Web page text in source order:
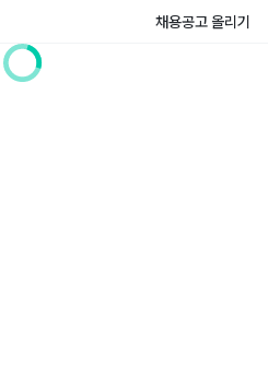
채용공고 올리기